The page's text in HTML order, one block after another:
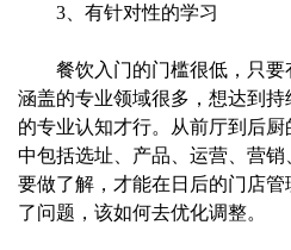
3、有针对性的学习
餐饮入门的门槛很低，只要
涵盖的专业领域很多，想达到
的专业认知才行。从前厅到后
中包括选址、产品、运营、营
要做了解，才能在日后的门店
了问题，该如何去优化调整。